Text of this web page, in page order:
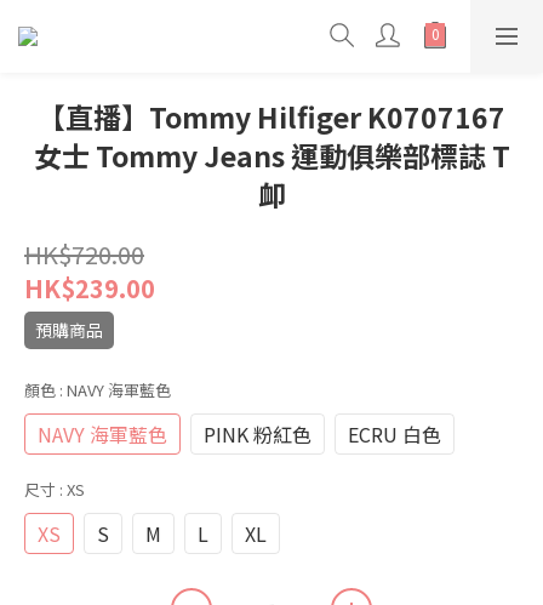
【直播】Tommy Hilfiger K0707167
女士 Tommy Jeans 運動俱樂部標誌 T
卹
HK$720.00
HK$239.00
預購商品
顏色 : NAVY 海軍藍色
NAVY 海軍藍色 PINK 粉紅色 ECRU 白色
尺寸 : XS
XS S M L XL